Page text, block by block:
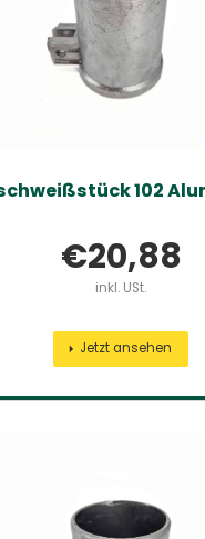
102
€20,88
inkl. USt.
Jetzt ansehen